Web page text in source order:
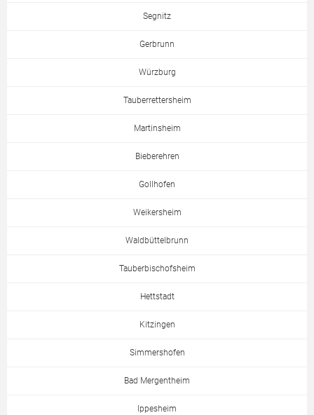
Segnitz
Gerbrunn
Würzburg
Tauberrettersheim
Martinsheim
Bieberehren
Gollhofen
Weikersheim
Waldbüttelbrunn
Tauberbischofsheim
Hettstadt
Kitzingen
Simmershofen
Bad Mergentheim
Ippesheim